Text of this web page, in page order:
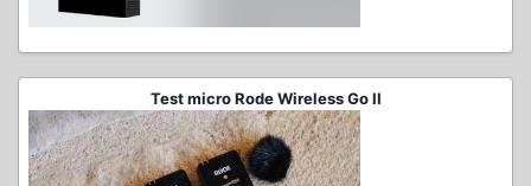
Test micro Rode Wireless Go II